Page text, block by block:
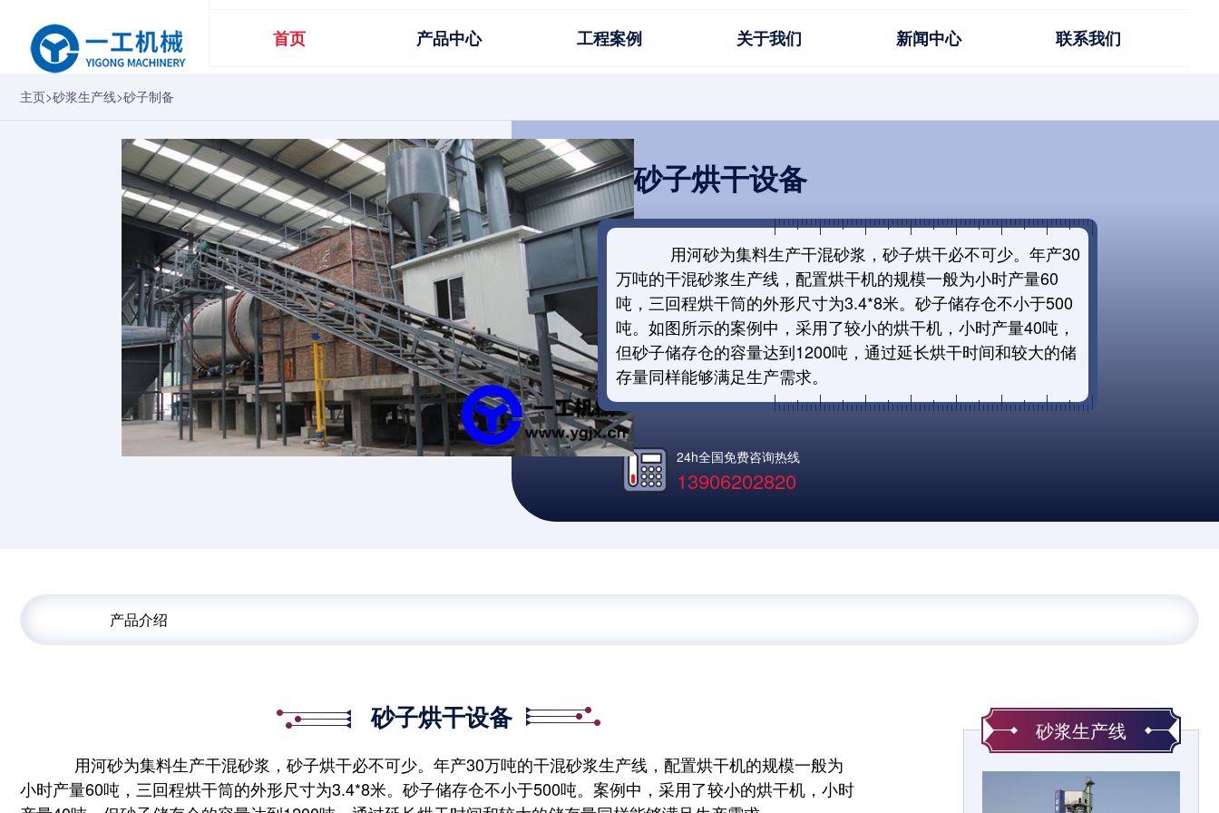
首页 产品中心 工程案例 关于我们 新闻中心 联系我们
主页>砂浆生产线>砂子制备
砂子烘干设备
用河砂为集料生产干混砂浆，砂子烘干必不可少。年产30
万吨的干混砂浆生产线，配置烘干机的规模一般为小时产量60
吨，三回程烘干筒的外形尺寸为3.4*8米。砂子储存仓不小于500
吨。如图所示的案例中，采用了较小的烘干机，小时产量40吨，
但砂子储存仓的容量达到1200吨，通过延长烘干时间和较大的储
存量同样能够满足生产需求。
24h全国免费咨询热线
13906202820
产品介绍
砂子烘干设备
用河砂为集料生产干混砂浆，砂子烘干必不可少。年产30万吨的干混砂浆生产线，配置烘干机的规模一般为
小时产量60吨，三回程烘干筒的外形尺寸为3.4*8米。砂子储存仓不小于500吨。案例中，采用了较小的烘干机，小时
砂浆生产线